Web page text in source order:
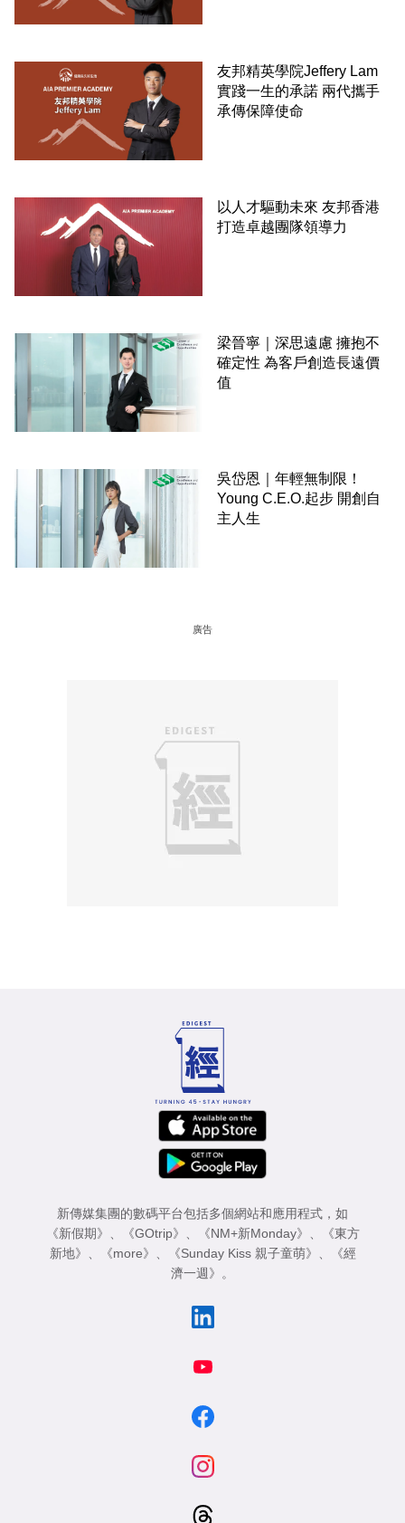
友邦精英學院Jeffery Lam
實踐一生的承諾 兩代攜手
承傳保障使命
以人才驅動未來 友邦香港
打造卓越團隊領導力
梁晉寧｜深思遠慮 擁抱不
確定性 為客戶創造長遠價
值
吳岱恩｜年輕無制限！
Young C.E.O.起步 開創自
主人生
廣告
新傳媒集團的數碼平台包括多個網站和應用程式，如
《新假期》
《GOtrip》 《NM+新Monday》
《東方
新地》
《more》 《Sunday Kiss 親子童萌》
《經
濟一週》
。